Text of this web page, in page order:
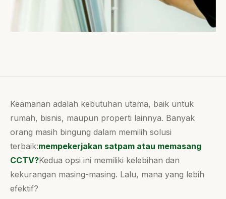
Keamanan adalah kebutuhan utama, baik untuk
rumah, bisnis, maupun properti lainnya. Banyak
orang masih bingung dalam memilih solusi
terbaik:mempekerjakan satpam atau memasang
CCTV?Kedua opsi ini memiliki kelebihan dan
kekurangan masing-masing. Lalu, mana yang lebih
efektif?